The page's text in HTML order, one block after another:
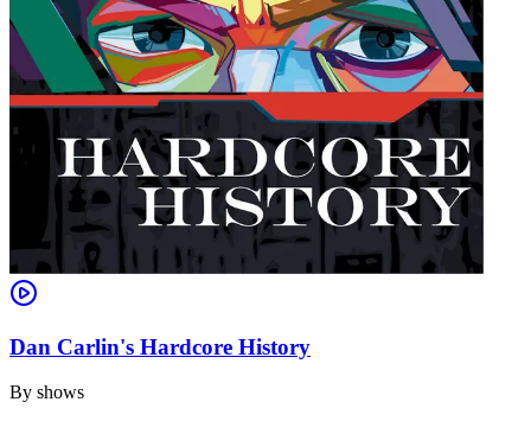
Dan Carlin's Hardcore History
By shows